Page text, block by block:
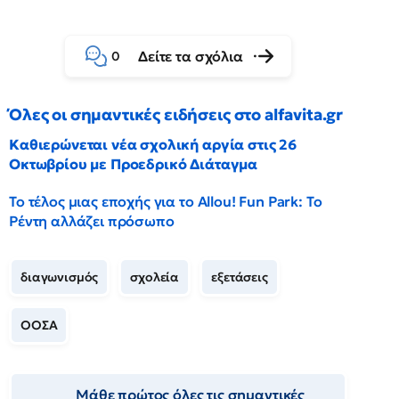
0 Δείτε τα σχόλια
Όλες οι σημαντικές ειδήσεις στο alfavita.gr
Καθιερώνεται νέα σχολική αργία στις 26
Οκτωβρίου με Προεδρικό Διάταγμα
Το τέλος μιας εποχής για το Allou! Fun Park: Το
Ρέντη αλλάζει πρόσωπο
διαγωνισμός σχολεία εξετάσεις
ΟΟΣΑ
Μάθε πρώτος όλες τις σημαντικές